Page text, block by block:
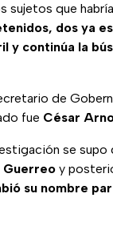
sujetos que
dos ya
y continúa la
de
fue César
se
Guerreo y
su nombre